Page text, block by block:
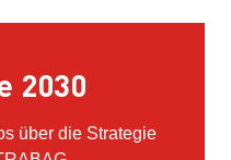
2030
über die Strategie